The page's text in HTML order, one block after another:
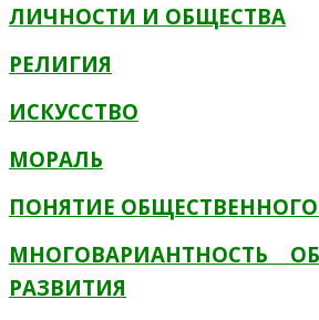
ЛИЧНОСТИ И ОБЩЕСТВА
РЕЛИГИЯ
ИСКУССТВО
МОРАЛЬ
ПОНЯТИЕ ОБЩЕСТВЕННОГО
МНОГОВАРИАНТНОСТЬ
РАЗВИТИЯ